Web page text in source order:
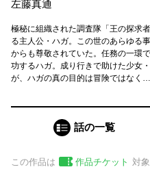
左藤真通
極秘に組織された調査隊「王の探求
る主人公・ハガ。この世のあらゆる
からも尊敬されていた。任務の一環
功するハガ。成り行きで助けた少女
が、ハガの真の目的は冒険ではなく…
話の一覧
この作品は 作品チケット 対